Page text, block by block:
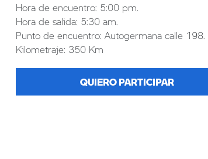
Hora de encuentro: 5:00 pm.
Hora de salida: 5:30 am.
Punto de encuentro: Autogermana calle 198.
Kilometraje: 350 Km
QUIERO PARTICIPAR